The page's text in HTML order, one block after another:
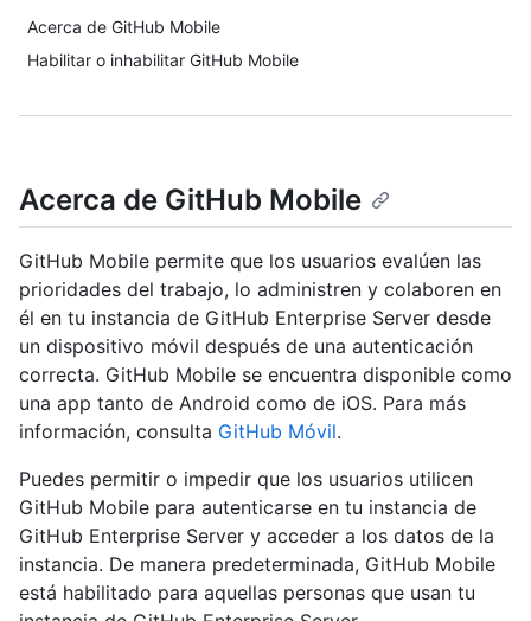
Acerca de GitHub Mobile
Habilitar o inhabilitar GitHub Mobile
Acerca de GitHub Mobile
GitHub Mobile permite que los usuarios evalúen las
prioridades del trabajo, lo administren y colaboren en
él en tu instancia de GitHub Enterprise Server desde
un dispositivo móvil después de una autenticación
correcta. GitHub Mobile se encuentra disponible como
una app tanto de Android como de iOS. Para más
información, consulta GitHub Móvil.
Puedes permitir o impedir que los usuarios utilicen
GitHub Mobile para autenticarse en tu instancia de
GitHub Enterprise Server y acceder a los datos de la
instancia. De manera predeterminada, GitHub Mobile
está habilitado para aquellas personas que usan tu